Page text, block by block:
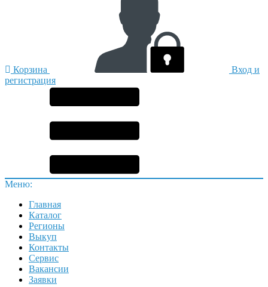
Корзина
Вход и
регистрация
Меню:
Главная
Каталог
Регионы
Выкуп
Контакты
Сервис
Вакансии
Заявки